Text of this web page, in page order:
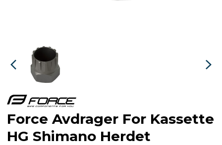
Force Avdrager For Kassette
HG Shimano Herdet